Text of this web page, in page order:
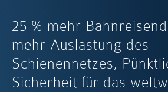
25 % mehr
mehr Auslastung des
Schienennetzes,
Sicherheit für das